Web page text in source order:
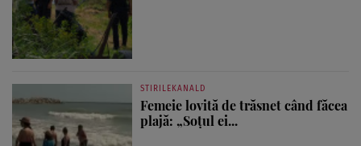
STIRILEKANALD
Femeie lovită de trăsnet când făcea
plajă: „Soțul ei...